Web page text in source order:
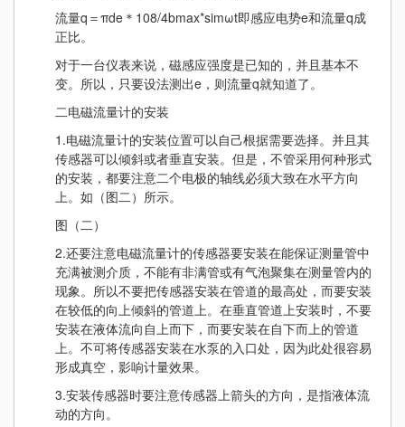
流量q＝πde＊108/4bmax*simωt即感应电势e和流量q成
正比。
对于一台仪表来说，磁感应强度是已知的，并且基本不
变。所以，只要设法测出e，则流量q就知道了。
二电磁流量计的安装
1.电磁流量计的安装位置可以自己根据需要选择。并且其
传感器可以倾斜或者垂直安装。但是，不管采用何种形式
的安装，都要注意二个电极的轴线必须大致在水平方向
上。如（图二）所示。
图（二）
2.还要注意电磁流量计的传感器要安装在能保证测量管中
充满被测介质，不能有非满管或有气泡聚集在测量管内的
现象。所以不要把传感器安装在管道的最高处，而要安装
在较低的向上倾斜的管道上。在垂直管道上安装时，不要
安装在液体流向自上而下，而要安装在自下而上的管道
上。不可将传感器安装在水泵的入口处，因为此处很容易
形成真空，影响计量效果。
3.安装传感器时要注意传感器上箭头的方向，是指液体流
动的方向。